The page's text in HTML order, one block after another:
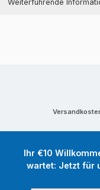
Weiterführende
Ihr €10
wartet: Jetzt für